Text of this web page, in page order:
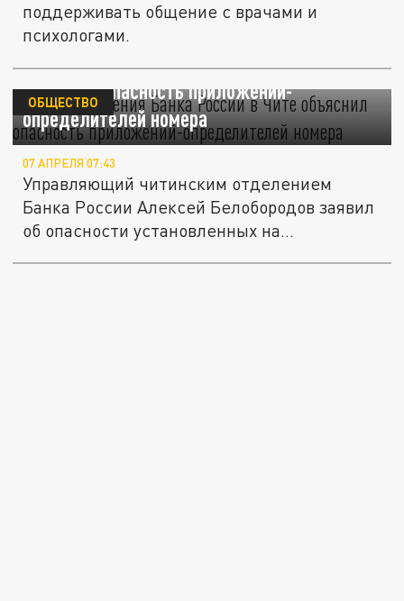
поддерживать общение с врачами и
психологами.
Глава отделения Банка России в Чите
объяснил опасность приложений-
определителей номера
ОБЩЕСТВО
07 АПРЕЛЯ 07:43
Управляющий читинским отделением
Банка России Алексей Белобородов заявил
об опасности установленных на...